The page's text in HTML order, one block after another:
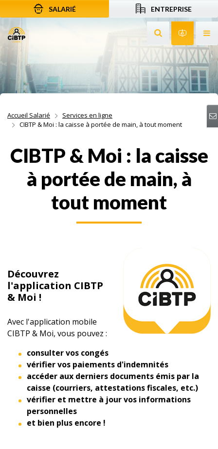
Aller au contenu
Aller à la recherche
Aller à la navigation
SALARIÉ ENTREPRISE
Rechercher sur
Accueil Salarié
Services en ligne
CIBTP & Moi : la caisse à portée de main, à tout moment
CIBTP & Moi : la caisse
à portée de main, à
tout moment
Découvrez
l'application CIBTP
& Moi !
Avec l'application mobile
CIBTP & Moi, vous pouvez :
consulter vos congés
vérifier vos paiements d'indemnités
accéder aux derniers documents émis par la
caisse (courriers, attestations fiscales, etc.)
vérifier et mettre à jour vos informations
personnelles
et bien plus encore !